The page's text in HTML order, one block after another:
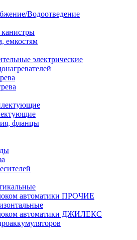
Водоотведение
емкостям
электрические
фланцы
автоматики ПРОЧИЕ
автоматики ДЖИЛЕКС